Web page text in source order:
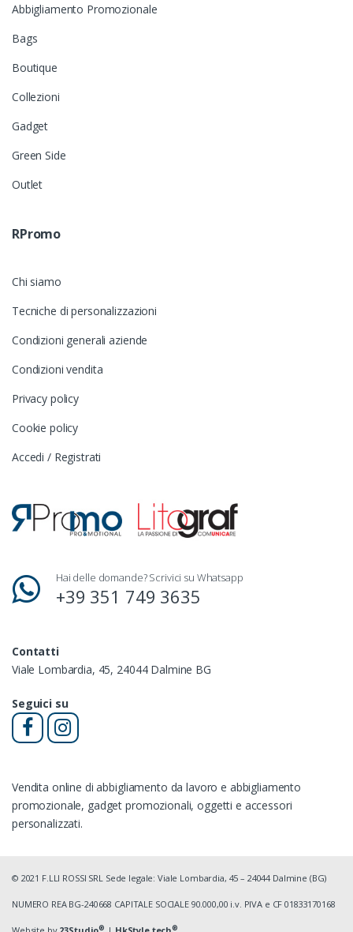
Abbigliamento Promozionale
Bags
Boutique
Collezioni
Gadget
Green Side
Outlet
RPromo
Chi siamo
Tecniche di personalizzazioni
Condizioni generali aziende
Condizioni vendita
Privacy policy
Cookie policy
Accedi / Registrati
Hai delle domande? Scrivici su Whatsapp
+39 351 749 3635
Contatti
Viale Lombardia, 45, 24044 Dalmine BG
Seguici su
Vendita online di abbigliamento da lavoro e abbigliamento
promozionale, gadget promozionali, oggetti e accessori
personalizzati.
© 2021 F.LLI ROSSI SRL Sede legale: Viale Lombardia, 45 – 24044 Dalmine (BG)
NUMERO REA BG-240668 CAPITALE SOCIALE 90.000,00 i.v. PIVA e CF 01833170168
® ®